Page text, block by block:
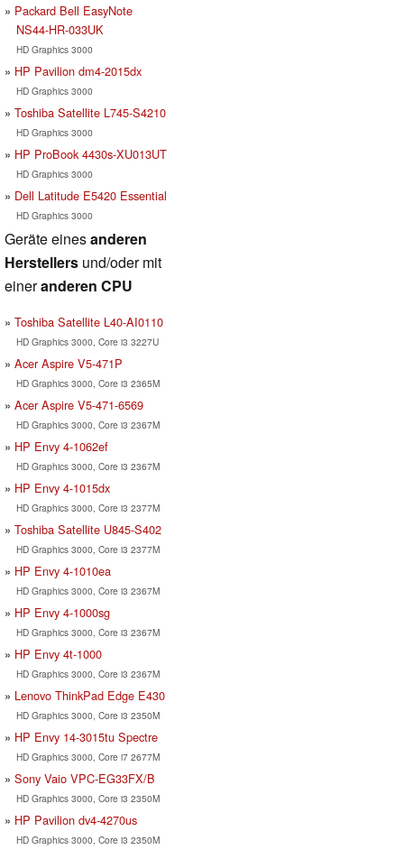
Packard Bell EasyNote
NS44-HR-033UK
HD Graphics 3000
HP Pavilion dm4-2015dx
HD Graphics 3000
Toshiba Satellite L745-S4210
HD Graphics 3000
HP ProBook 4430s-XU013UT
HD Graphics 3000
Dell Latitude E5420 Essential
HD Graphics 3000
Geräte einesanderen
Herstellers und/oder mit
eineranderen CPU
Toshiba Satellite L40-AI0110
HD Graphics 3000, Core i3 3227U
Acer Aspire V5-471P
HD Graphics 3000, Core i3 2365M
Acer Aspire V5-471-6569
HD Graphics 3000, Core i3 2367M
HP Envy 4-1062ef
HD Graphics 3000, Core i3 2367M
HP Envy 4-1015dx
HD Graphics 3000, Core i3 2377M
Toshiba Satellite U845-S402
HD Graphics 3000, Core i3 2377M
HP Envy 4-1010ea
HD Graphics 3000, Core i3 2367M
HP Envy 4-1000sg
HD Graphics 3000, Core i3 2367M
HP Envy 4t-1000
HD Graphics 3000, Core i3 2367M
Lenovo ThinkPad Edge E430
HD Graphics 3000, Core i3 2350M
HP Envy 14-3015tu Spectre
HD Graphics 3000, Core i7 2677M
Sony Vaio VPC-EG33FX/B
HD Graphics 3000, Core i3 2350M
HP Pavilion dv4-4270us
HD Graphics 3000, Core i3 2350M